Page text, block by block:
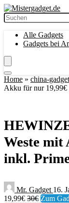
Alle Gadgets
Gadgets bei
Home » china-
Akku für nur 19,99€
Weste mit
inkl.
Mr. Gadget 16.
19,99€ 30€ Zum